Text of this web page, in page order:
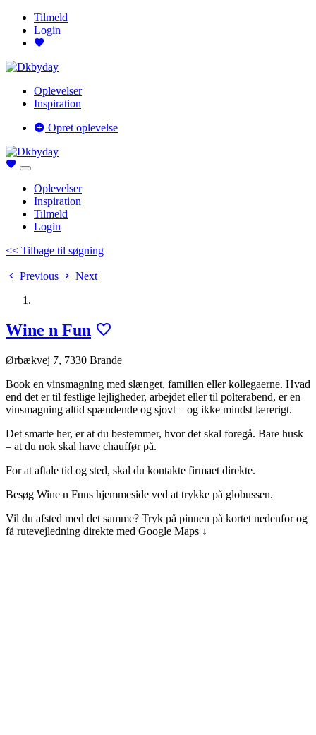
Tilmeld
Login
Oplevelser
Inspiration
Opret oplevelse
Oplevelser
Inspiration
Tilmeld
Login
<< Tilbage til søgning
Previous Next
Wine n Fun
Ørbækvej 7, 7330 Brande
Book en vinsmagning med slænget, familien eller kollegaerne. Hvad
end det er til festlige lejligheder, arbejdet eller til polterabend, er en
vinsmagning altid spændende og sjovt – og ikke mindst lærerigt.
Det smarte her, er at du bestemmer, hvor det skal foregå. Bare husk
– at du nok skal have chauffør på.
For at aftale tid og sted, skal du kontakte firmaet direkte.
Besøg Wine n Funs hjemmeside ved at trykke på globussen.
Vil du afsted med det samme? Tryk på pinnen på kortet nedenfor og
få rutevejledning direkte med Google Maps ↓